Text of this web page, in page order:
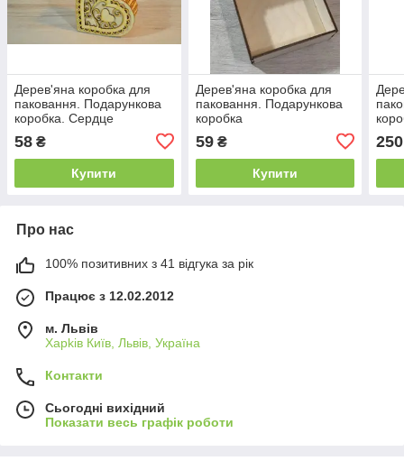
Дерев'яна коробка для
паковання. Подарункова
коробка. Сердце
58 ₴
Купити
Дерев'яна коробка для
паковання. Подарункова
коробка
59₴
Купити
250
Про нас
100% позитивних з 41 відгука за рік
Працює з 12.02.2012
м. Львів
Харkiв Київ, Львів, Україна
Контакти
Сьогодні вихідний
Показати весь графік роботи